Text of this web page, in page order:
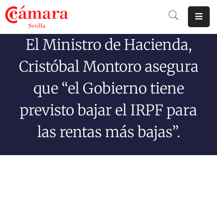
Cámara
Comercio
Soluciones
Club
Cámara
El Ministro de Hacienda,
Cristóbal Montoro asegura
que “el Gobierno tiene
previsto bajar el IRPF para
las rentas más bajas”.